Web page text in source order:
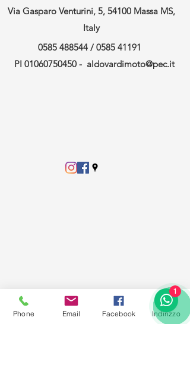
Via Gasparo Venturini, 5, 54100 Massa MS,
Italy
0585 488544 / 0585 41191
PI 01060750450 - aldovardimoto@pec.it
Phone Email Facebook Indirizzo
1